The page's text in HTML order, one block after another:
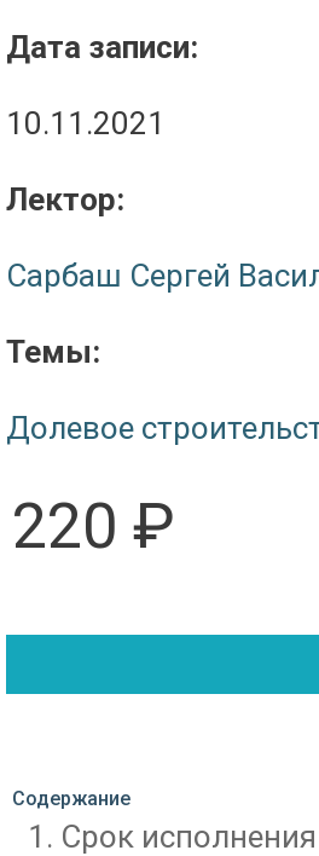
Дата записи:
10.11.2021
Лектор:
Сарбаш Сергей
Темы:
Долевое
220 ₽
Содержание
Срок